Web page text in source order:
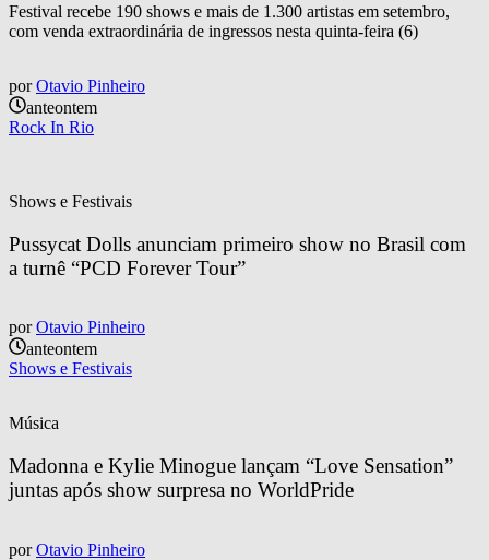
Festival recebe 190 shows e mais de 1.300 artistas em setembro,
com venda extraordinária de ingressos nesta quinta-feira (6)
por Otavio Pinheiro
anteontem
Rock In Rio
Shows e Festivais
Pussycat Dolls anunciam primeiro show no Brasil com
a turnê “PCD Forever Tour”
por Otavio Pinheiro
anteontem
Shows e Festivais
Música
Madonna e Kylie Minogue lançam “Love Sensation”
juntas após show surpresa no WorldPride
por Otavio Pinheiro